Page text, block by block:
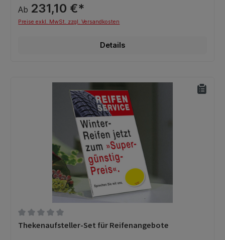
Ab 231,10 €*
Preise exkl. MwSt. zzgl. Versandkosten
Details
Durchschnittliche Bewertung von 0 von 5 Sternen
Thekenaufsteller-Set für Reifenangebote